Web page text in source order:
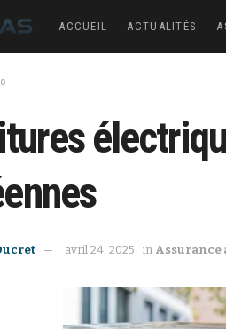
ACCUEIL ACTUALITÉS
avril 24, 2025 in Assurance